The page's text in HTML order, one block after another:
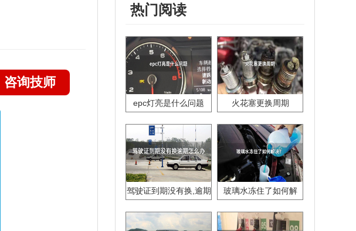
咨询技师
热门阅读
epc灯亮是什么问题 火花塞更换周期
驾驶证到期没有换,逾期
玻璃水冻住了如何解